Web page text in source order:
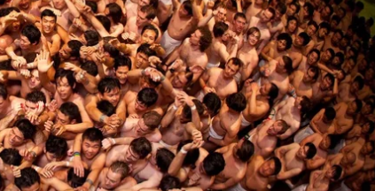
лише у традиційні пов'язки «фундосі» і білі
Увечері чоловіки близько двох годин бігають по